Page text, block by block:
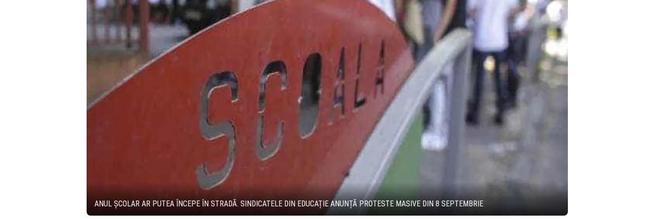
ANUL ȘCOLAR AR PUTEA ÎNCEPE ÎN STRADĂ. SINDICATELE DIN EDUCAȚIE ANUNȚĂ PROTESTE MASIVE DIN 8 SEPTEMBRIE